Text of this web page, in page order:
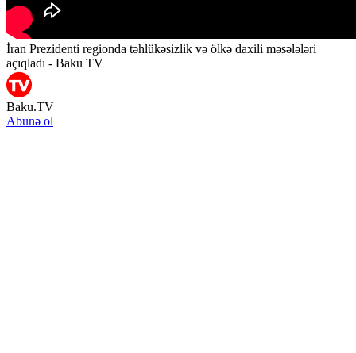
İran Prezidenti regionda təhlükəsizlik və ölkə daxili məsələləri
açıqladı - Baku TV
Baku.TV
Abunə ol